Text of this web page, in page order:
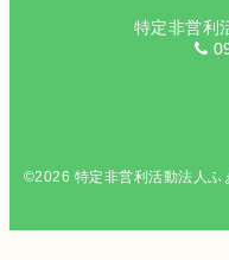
特定非営利
©2026 特定非営利活動法人